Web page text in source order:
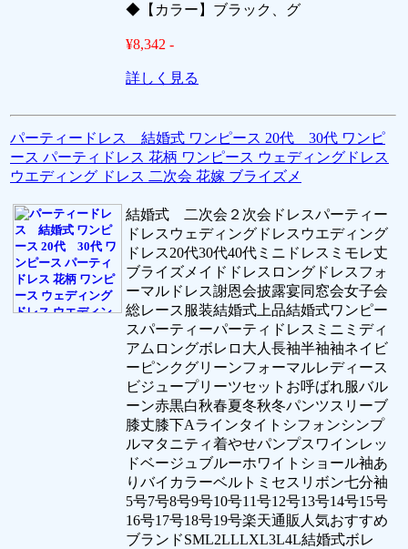
◆【カラー】ブラック、グ
¥8,342 -
詳しく見る
パーティードレス 結婚式 ワンピース 20代 30代 ワンピ
ース パーティドレス 花柄 ワンピース ウェディングドレス
ウエディング ドレス 二次会 花嫁 ブライズメ
結婚式 二次会２次会ドレスパーティー
ドレスウェディングドレスウエディング
ドレス20代30代40代ミニドレスミモレ丈
ブライズメイドドレスロングドレスフォ
ーマルドレス謝恩会披露宴同窓会女子会
総レース服装結婚式上品結婚式ワンピー
スパーティーパーティドレスミニミディ
アムロングボレロ大人長袖半袖袖ネイビ
ーピンクグリーンフォーマルレディース
ビジュープリーツセットお呼ばれ服バル
ーン赤黒白秋春夏冬秋冬パンツスリーブ
膝丈膝下Aラインタイトシフォンシンプ
ルマタニティ着やせパンプスワインレッ
ドベージュブルーホワイトショール袖あ
りバイカラーベルトミセスリボン七分袖
5号7号8号9号10号11号12号13号14号15号
16号17号18号19号楽天通販人気おすすめ
ブランドSML2LLLXL3L4L結婚式ボレ